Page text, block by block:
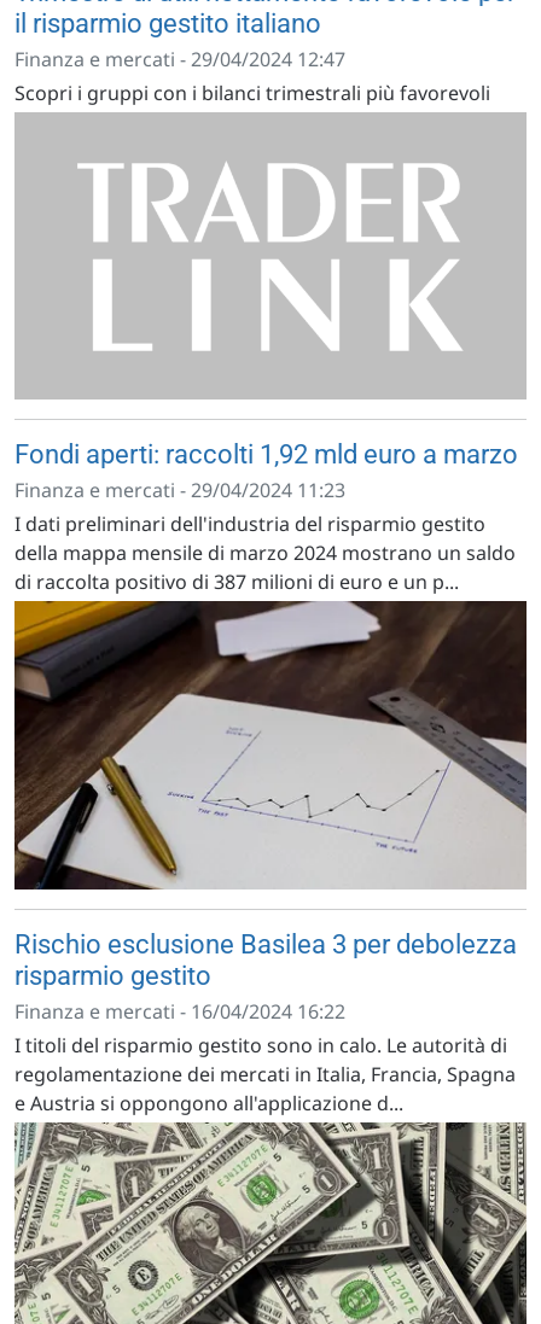
il risparmio gestito italiano
Finanza e mercati - 29/04/2024 12:47
Scopri i gruppi con i bilanci trimestrali più favorevoli
Fondi aperti: raccolti 1,92 mld euro a marzo
Finanza e mercati - 29/04/2024 11:23
I dati preliminari dell'industria del risparmio gestito
della mappa mensile di marzo 2024 mostrano un saldo
di raccolta positivo di 387 milioni di euro e un p...
Rischio esclusione Basilea 3 per debolezza
risparmio gestito
Finanza e mercati - 16/04/2024 16:22
I titoli del risparmio gestito sono in calo. Le autorità di
regolamentazione dei mercati in Italia, Francia, Spagna
e Austria si oppongono all'applicazione d...